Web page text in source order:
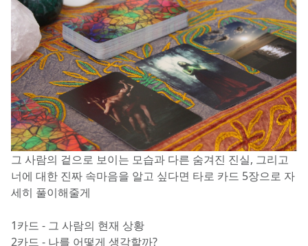
그 사람의 겉으로 보이는 모습과 다른 숨겨진 진실, 그리고
너에 대한 진짜 속마음을 알고 싶다면 타로 카드 5장으로 자
세히 풀이해줄게
1카드 - 그 사람의 현재 상황
2카드 - 나를 어떻게 생각할까?